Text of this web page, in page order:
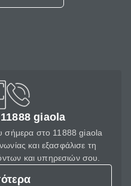
giaola
σήμερα στο 11888 giaola
και εξασφάλισε τη
και υπηρεσιών σου.